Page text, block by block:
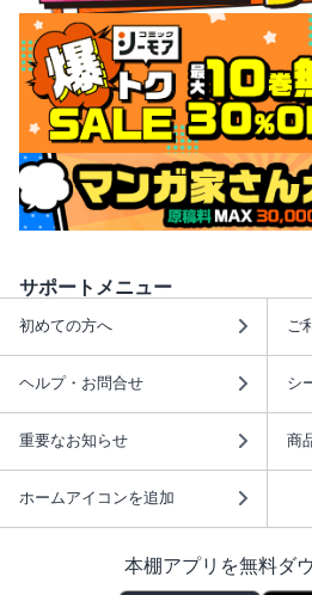
サポートメニュー
初めての方へ ご
ヘルプ・お問合せ シ
重要なお知らせ 商
ホームアイコンを追加
本棚アプリを無料ダ